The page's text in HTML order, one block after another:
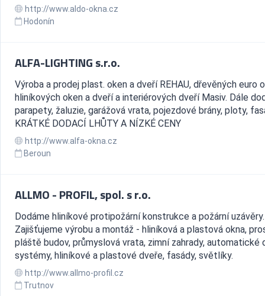
http://www.aldo-okna.cz
Hodonín
ALFA-LIGHTING s.r.o.
Výroba a prodej plast. oken a dveří REHAU, dřevěných euro
hliníkových oken a dveří a interiérových dveří Masiv. Dále
parapety, žaluzie, garážová vrata, pojezdové brány, ploty,
KRÁTKÉ DODACÍ LHŮTY A NÍZKÉ CENY
http://www.alfa-okna.cz
Beroun
ALLMO - PROFIL, spol. s r.o.
Dodáme hliníkové protipožární konstrukce a požární uzávěry.
Zajišťujeme výrobu a montáž - hliníková a plastová okna,
pláště budov, průmyslová vrata, zimní zahrady, automatické
systémy, hliníkové a plastové dveře, fasády, světlíky.
http://www.allmo-profil.cz
Trutnov